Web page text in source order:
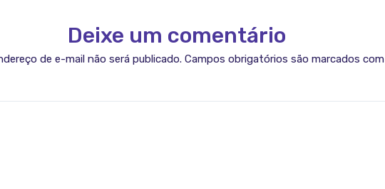
Deixe um comentário
de e-mail não será publicado. Campos obrigatórios são marcados com